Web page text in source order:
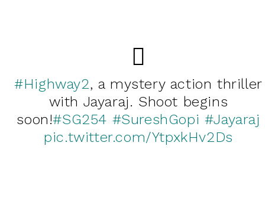
#Highway2, a mystery action thriller
with Jayaraj. Shoot begins
soon!#SG254 #SureshGopi #Jayaraj
pic.twitter.com/YtpxkHv2Ds